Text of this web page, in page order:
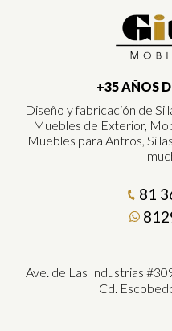
+35 AÑOS
Diseño y fabricación de
Muebles de Exterior,
Muebles para Antros,
81
Ave. de Las Industrias
Cd.